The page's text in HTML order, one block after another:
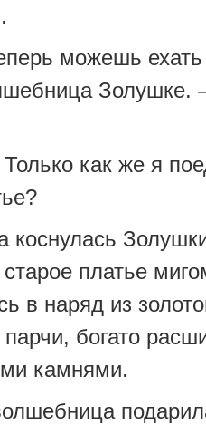
можешь
Золушке.
как же я
коснулась
платье
в наряд из
богато
камнями.